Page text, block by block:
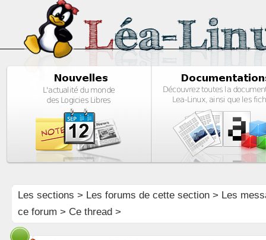
Les sections > Les forums de cette section> Les
ce forum > Ce thread >